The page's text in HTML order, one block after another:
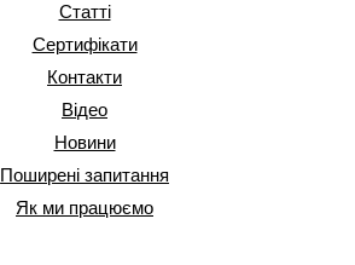
Статті
Сертифікати
Контакти
Відео
Новини
Поширені запитання
Як ми працюємо